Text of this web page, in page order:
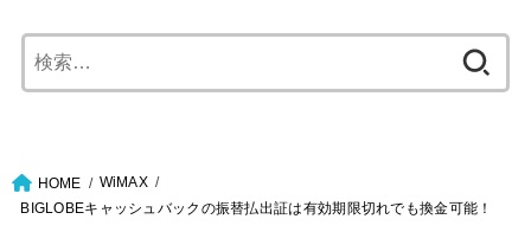
索:
HOME
WiMAX
BIGLOBEキャッシュバックの振替払出証は有効期限切れでも換金可能！